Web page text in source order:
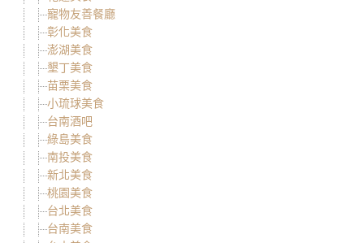
寵物友善餐廳
彰化美食
澎湖美食
墾丁美食
苗栗美食
小琉球美食
台南酒吧
綠島美食
南投美食
新北美食
桃園美食
台北美食
台南美食